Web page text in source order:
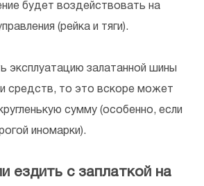
будет воздействовать на
(рейка и тяги).
эксплуатацию залатанной шины
средств, то это вскоре может
сумму (особенно, если
иномарки).
ездить с заплаткой на